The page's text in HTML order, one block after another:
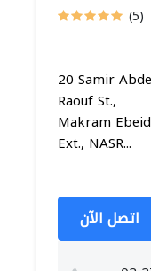
(5)
20 Samir
Raouf St.,
Makram Ebeid
Ext., NASR...
اتصل الآن